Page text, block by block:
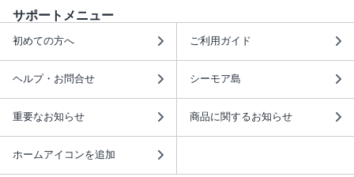
サポートメニュー
初めての方へ ご利用ガイド
ヘルプ・お問合せ シーモア島
重要なお知らせ 商品に関するお知らせ
ホームアイコンを追加